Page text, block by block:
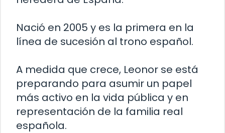
Nació en 2005 y es la primera en la
línea de sucesión al trono español.
A medida que crece, Leonor se está
preparando para asumir un papel
más activo en la vida pública y en
representación de la familia real
española.